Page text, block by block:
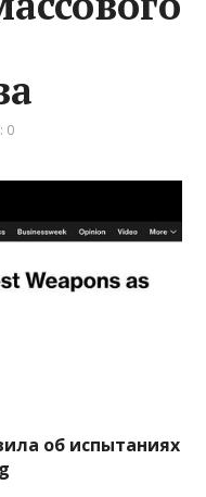
0
об испытаниях